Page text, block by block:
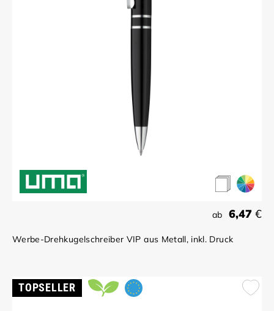
ab 6,47 €
Werbe-Drehkugelschreiber VIP aus Metall, inkl. Druck
TOPSELLER